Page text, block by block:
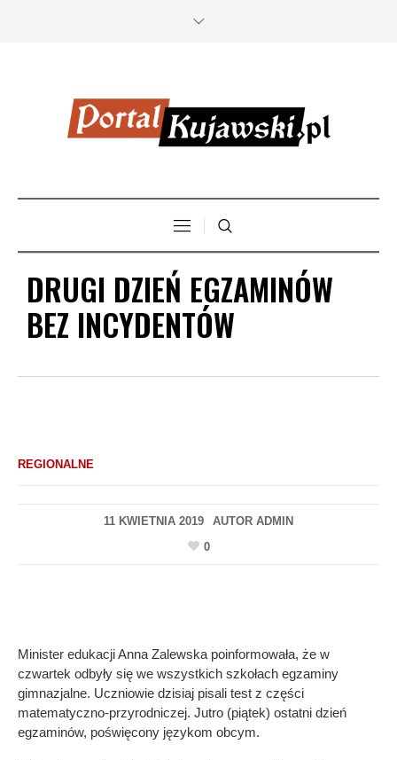
DRUGI DZIEŃ EGZAMINÓW
BEZ INCYDENTÓW
REGIONALNE
11 KWIETNIA 2019 AUTOR ADMIN
0
Minister edukacji Anna Zalewska poinformowała, że w
czwartek odbyły się we wszystkich szkołach egzaminy
gimnazjalne. Uczniowie dzisiaj pisali test z części
matematyczno-przyrodniczej. Jutro (piątek) ostatni dzień
egzaminów, poświęcony językom obcym.